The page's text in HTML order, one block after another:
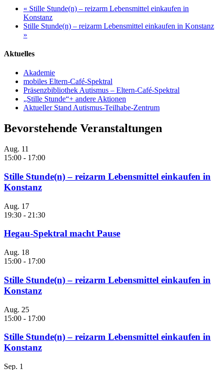
« Stille Stunde(n) – reizarm Lebensmittel einkaufen in
Konstanz
Stille Stunde(n) – reizarm Lebensmittel einkaufen in Konstanz
»
Aktuelles
Akademie
mobiles Eltern-Café-Spektral
Präsenzbibliothek Autismus – Eltern-Café-Spektral
„Stille Stunde“+ andere Aktionen
Aktueller Stand Autismus-Teilhabe-Zentrum
Bevorstehende Veranstaltungen
Aug. 11
15:00 - 17:00
Stille Stunde(n) – reizarm Lebensmittel einkaufen in
Konstanz
Aug. 17
19:30 - 21:30
Hegau-Spektral macht Pause
Aug. 18
15:00 - 17:00
Stille Stunde(n) – reizarm Lebensmittel einkaufen in
Konstanz
Aug. 25
15:00 - 17:00
Stille Stunde(n) – reizarm Lebensmittel einkaufen in
Konstanz
Sep. 1